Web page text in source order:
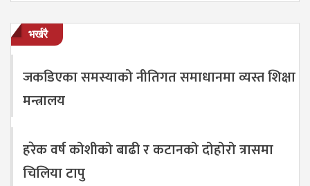
भर्खरै
जकडिएका समस्याको नीतिगत समाधानमा व्यस्त शिक्षा
मन्त्रालय
हरेक वर्ष कोशीको बाढी र कटानको दोहोरो त्रासमा
चिलिया टापु